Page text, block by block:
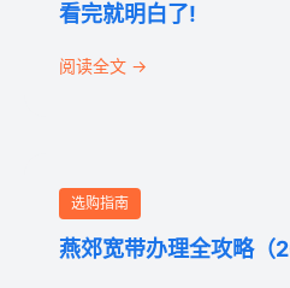
看完就明白了!
阅读全文 →
选购指南
燕郊宽带办理全攻略（